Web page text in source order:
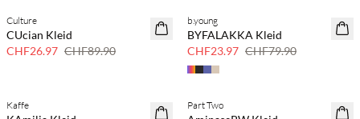
70 % Rabatt
Culture
CUcian Kleid
CHF26.97 CHF89.90
70 % Rabatt
b.young
BYFALAKKA Kleid
CHF23.97 CHF79.90
70 % Rabatt
Kaffe 70 % Rabatt
Part Two